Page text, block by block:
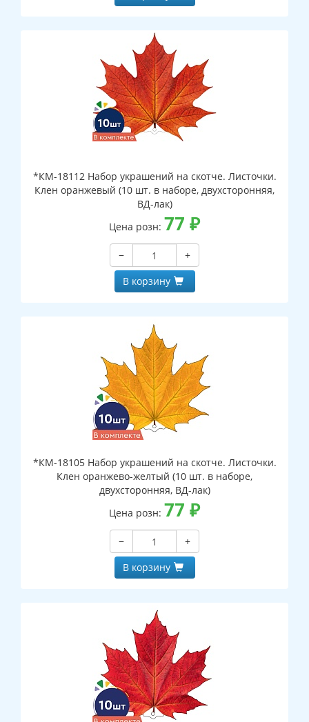
*КМ-18112 Набор украшений на скотче. Листочки.
Клен оранжевый (10 шт. в наборе, двухсторонняя,
ВД-лак)
Цена розн: 77 ₽
−
+
В корзину
*КМ-18105 Набор украшений на скотче. Листочки.
Клен оранжево-желтый (10 шт. в наборе,
двухсторонняя, ВД-лак)
Цена розн: 77 ₽
−
+
В корзину